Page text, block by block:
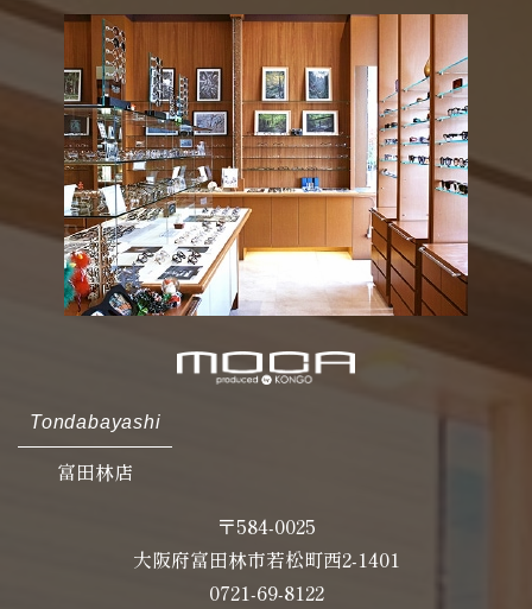
Tondabayashi
富田林店
〒584-0025
大阪府富田林市若松町西2-1401
0721-69-8122